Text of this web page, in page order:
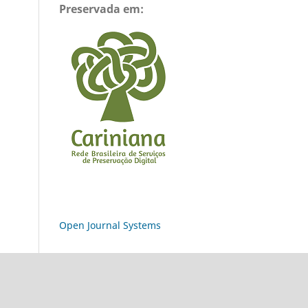
Preservada em:
Open Journal Systems